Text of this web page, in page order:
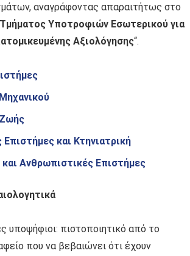
αναγράφοντας απαραιτήτως στο
Υποτροφιών Εσωτερικού για
Αξιολόγησης“.
και Κτηνιατρική
και Ανθρωπιστικές Επιστήμες
υποψήφιοι: πιστοποιητικό από το
που να βεβαιώνει ότι έχουν